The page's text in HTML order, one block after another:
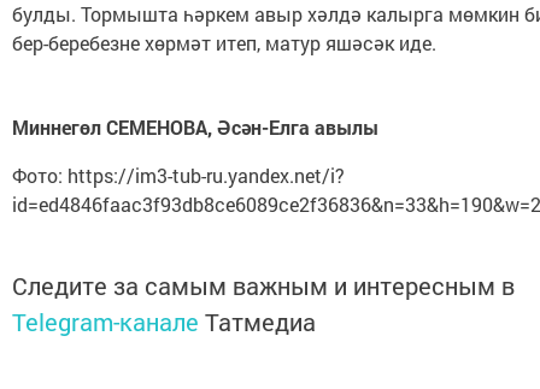
булды. Тормышта һәркем авыр хәлдә калырга мөмкин
бер-беребезне хөрмәт итеп, матур яшәсәк иде.
Миннегөл СЕМЕНОВА, Әсән-Елга авылы
Фото: https://im3-tub-ru.yandex.net/i?
Следите за самым важным и интересным в
Telegram-канале Татмедиа